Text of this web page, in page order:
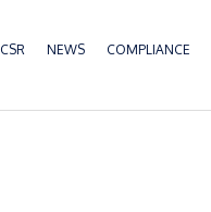
CSR NEWS COMPLIANCE